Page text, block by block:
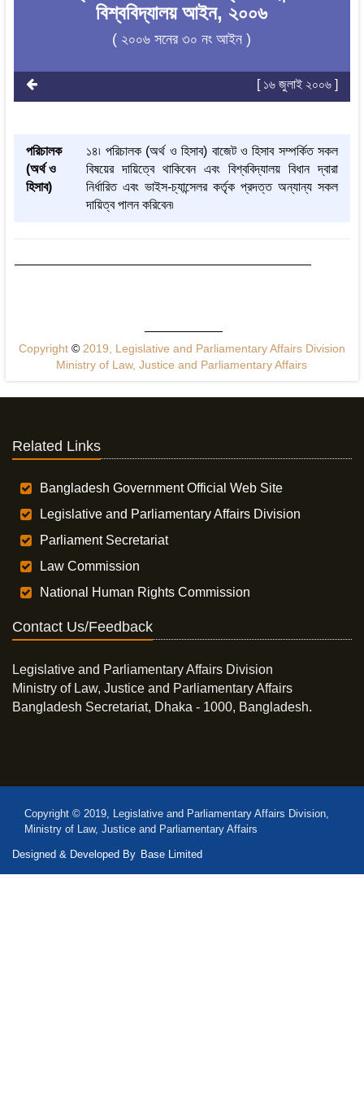
বিশ্ববিদ্যালয় আইন, ২০০৬
( ২০০৬ সনের ৩০ নং আইন )
[ ১৬ জুলাই ২০০৬ ]
পরিচালক
(অর্থ ও
হিসাব)
১৪৷ পরিচালক (অর্থ ও হিসাব) বাজেট ও হিসাব সম্পর্কিত সকল
বিষয়ের দায়িত্বে থাকিবেন এবং বিশ্ববিদ্যালয় বিধান দ্বারা
নির্ধারিত এবং ভাইস-চ্যান্সেলর কর্তৃক প্রদত্ত অন্যান্য সকল
দায়িত্ব পালন করিবেন৷
Copyright ©2019, Legislative and Parliamentary Affairs Division
Ministry of Law, Justice and Parliamentary Affairs
Related Links
Bangladesh Government Official Web Site
Legislative and Parliamentary Affairs Division
Parliament Secretariat
Law Commission
National Human Rights Commission
Contact Us/Feedback
Legislative and Parliamentary Affairs Division
Ministry of Law, Justice and Parliamentary Affairs
Bangladesh Secretariat, Dhaka - 1000, Bangladesh.
Copyright © 2019, Legislative and Parliamentary Affairs Division,
Ministry of Law, Justice and Parliamentary Affairs
Designed & Developed By Base Limited